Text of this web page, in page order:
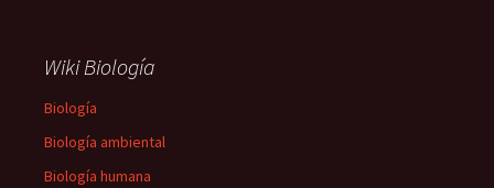
Wiki Biología
Biología
Biología ambiental
Biología humana